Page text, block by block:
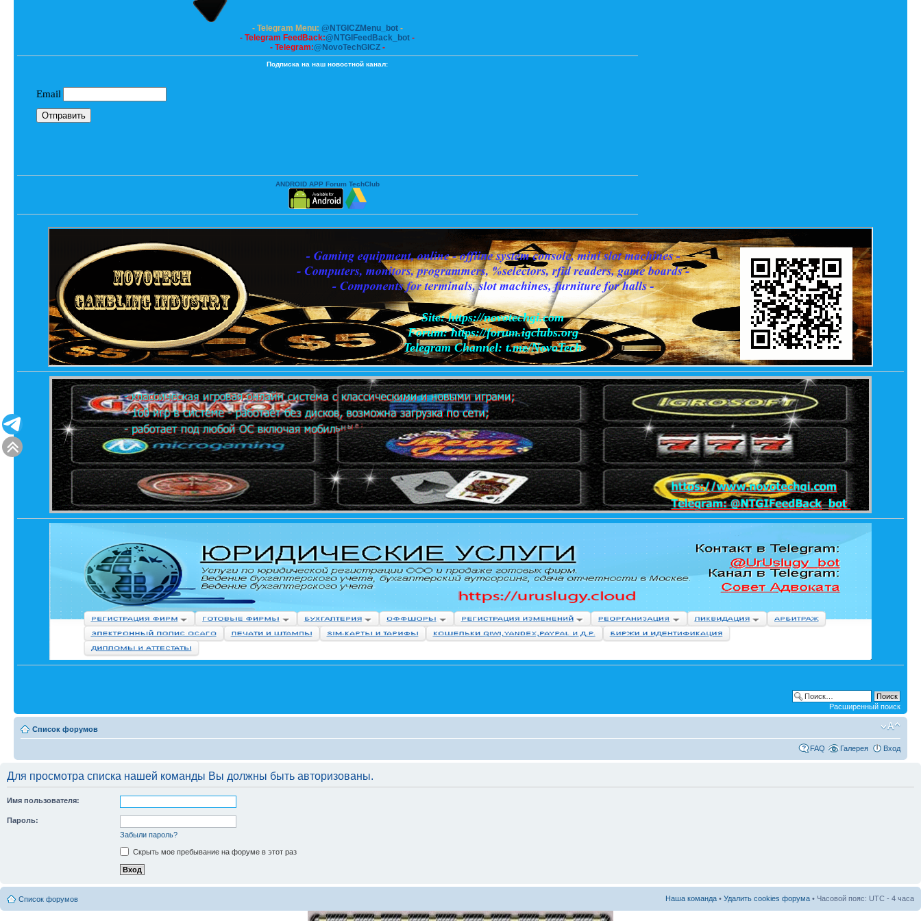
- Telegram Menu: @NTGICZMenu_bot-
- Telegram FeedBack:@NTGIFeedBack_bot -
- Telegram:@NovoTechGICZ-
Подписка на наш новостной канал:
ANDROID APP Forum TechClub
Расширенный поиск
Список форумов
FAQ Галерея Вход
Для просмотра списка нашей команды Вы должны быть авторизованы.
Имя пользователя:
Пароль:
Забыли пароль?
Скрыть мое пребывание на форуме в этот раз
Список форумов Наша команда • Удалить cookies форума • Часовой пояс: UTC - 4 часа